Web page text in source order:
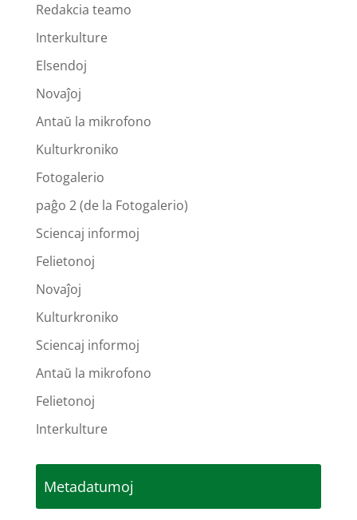
Redakcia teamo
Interkulture
Elsendoj
Novaĵoj
Antaŭ la mikrofono
Kulturkroniko
Fotogalerio
paĝo 2 (de la Fotogalerio)
Sciencaj informoj
Felietonoj
Novaĵoj
Kulturkroniko
Sciencaj informoj
Antaŭ la mikrofono
Felietonoj
Interkulture
Metadatumoj